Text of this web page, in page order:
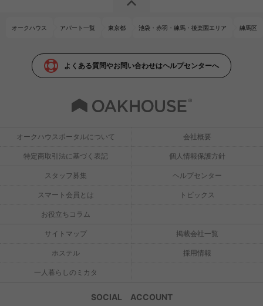
オークハウス アパート一覧 東京都 池袋・赤羽・練馬・後楽園エリア 練馬区
よくある質問やお問い合わせはヘルプセンターへ
オークハウスポータルについて 会社概要
特定商取引法に基づく表記 個人情報保護方針
スタッフ募集 ヘルプセンター
スマート会員とは トピックス
お役立ちコラム
サイトマップ 掲載会社一覧
ホステル 採用情報
一人暮らしのミカタ
SOCIAL ACCOUNT